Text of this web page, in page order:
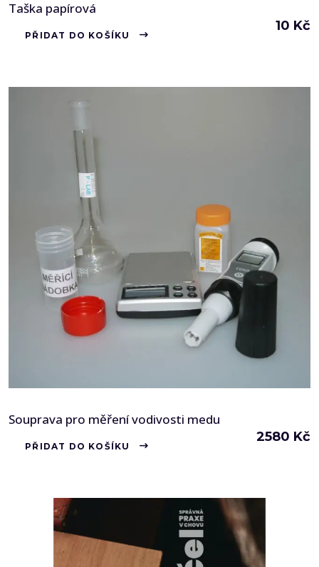
Taška papírová
10 Kč
PŘIDAT DO KOŠÍKU
Souprava pro měření vodivosti medu
2580 Kč
PŘIDAT DO KOŠÍKU